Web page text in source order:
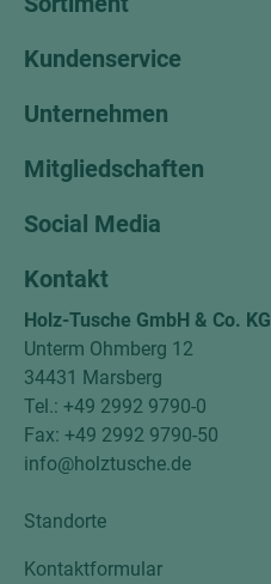
Kundenservice
Unternehmen
Mitgliedschaften
Social Media
Kontakt
Holz-Tusche GmbH & Co. KG
Unterm Ohmberg 12
34431 Marsberg
Tel.: +49 2992 9790-0
Fax: +49 2992 9790-50
info@holztusche.de
Standorte
Kontaktformular